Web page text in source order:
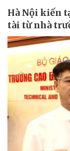
Hà Nội kiến
tài từ nhà